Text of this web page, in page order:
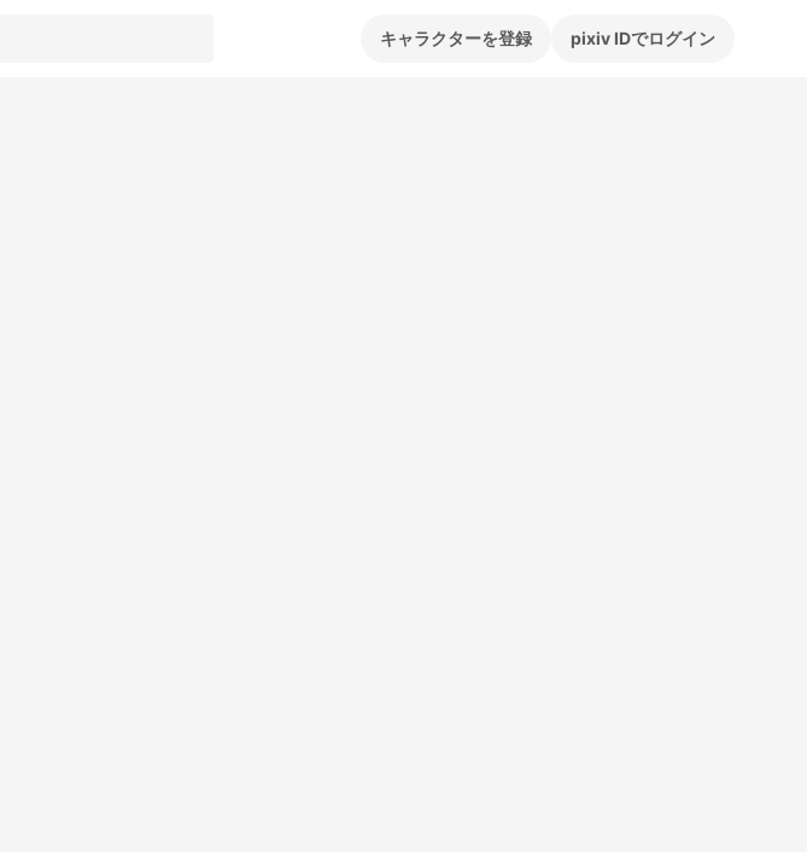
キャラクターを登録 pixiv IDでログイン